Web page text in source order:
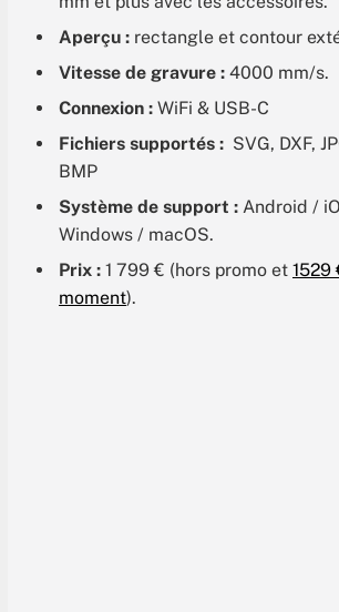
Aperçu : rectangle et contour
Vitesse de gravure : 4000 mm/s.
Connexion : WiFi & USB-C
Fichiers supportés : SVG, DXF,
BMP
Système de support : Android /
Windows / macOS.
Prix : 1 799 € (hors promo et 1529
moment).